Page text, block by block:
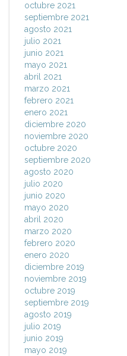
octubre 2021
septiembre 2021
agosto 2021
julio 2021
junio 2021
mayo 2021
abril 2021
marzo 2021
febrero 2021
enero 2021
diciembre 2020
noviembre 2020
octubre 2020
septiembre 2020
agosto 2020
julio 2020
junio 2020
mayo 2020
abril 2020
marzo 2020
febrero 2020
enero 2020
diciembre 2019
noviembre 2019
octubre 2019
septiembre 2019
agosto 2019
julio 2019
junio 2019
mayo 2019